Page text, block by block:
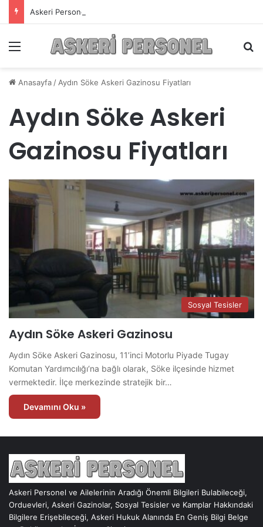
Askeri Personelin Güncel Haber ve Bilgi Sitesi.
Anasayfa / Aydın Söke Askeri Gazinosu Fiyatları
Aydın Söke Askeri
Gazinosu Fiyatları
Sosyal Tesisler
Aydın Söke Askeri Gazinosu
Aydın Söke Askeri Gazinosu, 11’inci Motorlu Piyade Tugay
Komutan Yardımcılığı‘na bağlı olarak, Söke ilçesinde hizmet
vermektedir. İlçe merkezinde stratejik bir…
Devamını Oku »
Askeri Personel ve Ailelerinin Aradığı Önemli Bilgileri Bulabileceği,
Orduevleri, Askeri Gazinolar, Sosyal Tesisler ve Kamplar Hakkındaki
Bilgilere Erişebileceği, Askeri Hukuk Alanında En Geniş Bilgi Belge